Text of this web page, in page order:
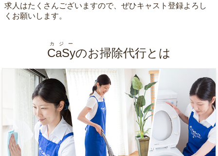
求人はたくさんございますので、ぜひキャスト登録よろし
くお願いします。
CaSy
カジー
のお掃除代行とは